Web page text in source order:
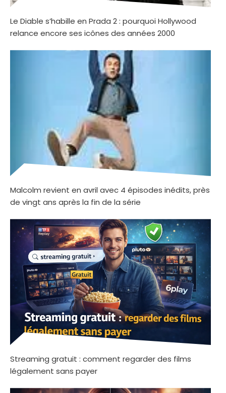
Le Diable s’habille en Prada 2 : pourquoi Hollywood
relance encore ses icônes des années 2000
Malcolm revient en avril avec 4 épisodes inédits, près
de vingt ans après la fin de la série
Streaming gratuit : comment regarder des films
légalement sans payer